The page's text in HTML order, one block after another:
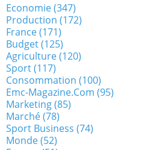
Economie(347)
Production (172)
France(171)
Budget(125)
Agriculture(120)
Sport(117)
Consommation (100)
Emc-Magazine.com (95)
Marketing(85)
Marché(78)
Sport Business (74)
Monde(52)